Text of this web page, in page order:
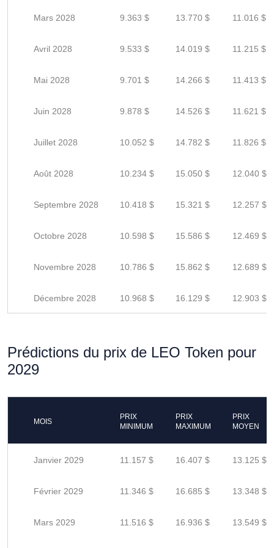
Mars 2028 9.363 $ 13.770 $ 11.016 $
Avril 2028 9.533 $ 14.019 $ 11.215 $
Mai 2028 9.701 $ 14.266 $ 11.413 $
Juin 2028 9.878 $ 14.526 $ 11.621 $
Juillet 2028 10.052 $ 14.782 $ 11.826 $
Août 2028 10.234 $ 15.050 $ 12.040 $
Septembre 2028 10.418 $ 15.321 $ 12.257 $
Octobre 2028 10.598 $ 15.586 $ 12.469 $
Novembre 2028 10.786 $ 15.862 $ 12.689 $
Décembre 2028 10.968 $ 16.129 $ 12.903 $
Prédictions du prix de LEO Token pour
2029
MOIS
PRIX
MINIMUM
PRIX
MAXIMUM
PRIX
MOYEN
Janvier 2029 11.157 $ 16.407 $ 13.125 $
Février 2029 11.346 $ 16.685 $ 13.348 $
Mars 2029 11.516 $ 16.936 $ 13.549 $